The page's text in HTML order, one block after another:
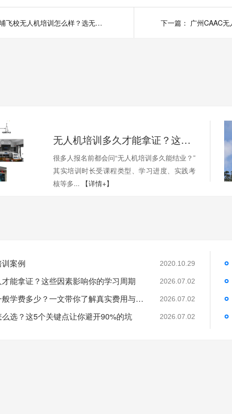
广州黄埔飞校无人机培训怎么样？选无人机培训机构必看这几点 下一篇：
无人机培训多久才能拿证？这些因素影响你的学习周期
很多人报名前都会问“无人机培训多久能结业？”
其实培训时长受课程类型、学习进度、实践考
核等多...
【详情+】
案例 2020.10.29
能拿证？这些因素影响你的学习周期 2026.07.02
无人机培训班一般学费多少？一文带你了解真实费用与选择技巧 2026.07.02
选？这5个关键点让你避开90%的坑 2026.07.02